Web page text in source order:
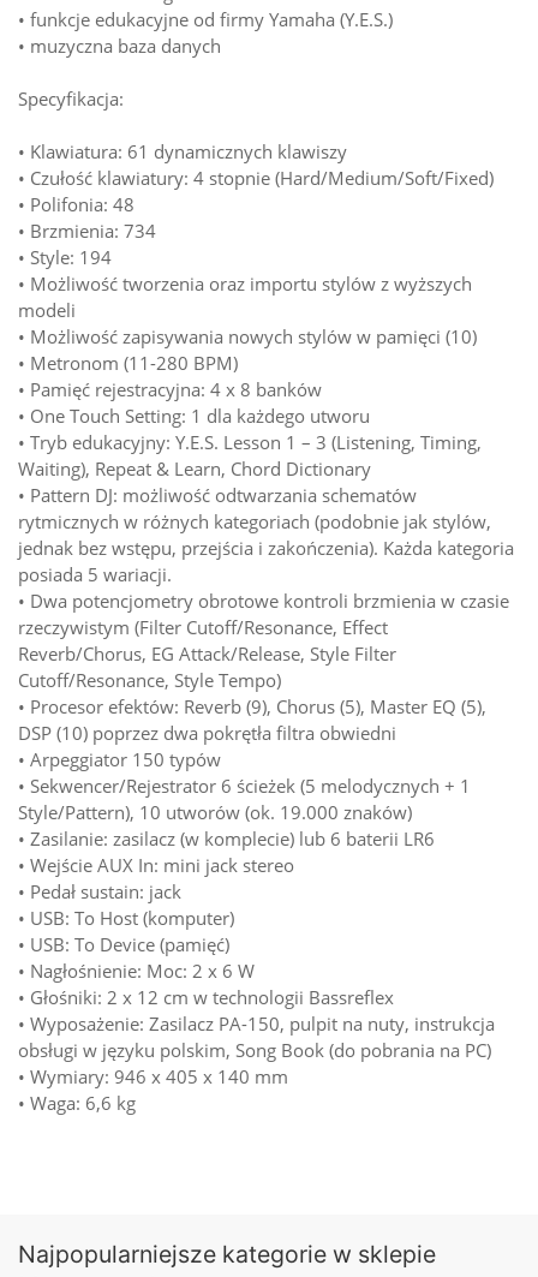
• funkcje edukacyjne od firmy Yamaha (Y.E.S.)
• muzyczna baza danych
Specyfikacja:
• Klawiatura: 61 dynamicznych klawiszy
• Czułość klawiatury: 4 stopnie (Hard/Medium/Soft/Fixed)
• Polifonia: 48
• Brzmienia: 734
• Style: 194
• Możliwość tworzenia oraz importu stylów z wyższych
modeli
• Możliwość zapisywania nowych stylów w pamięci (10)
• Metronom (11-280 BPM)
• Pamięć rejestracyjna: 4 x 8 banków
• One Touch Setting: 1 dla każdego utworu
• Tryb edukacyjny: Y.E.S. Lesson 1 – 3 (Listening, Timing,
Waiting), Repeat & Learn, Chord Dictionary
• Pattern DJ: możliwość odtwarzania schematów
rytmicznych w różnych kategoriach (podobnie jak stylów,
jednak bez wstępu, przejścia i zakończenia). Każda kategoria
posiada 5 wariacji.
• Dwa potencjometry obrotowe kontroli brzmienia w czasie
rzeczywistym (Filter Cutoff/Resonance, Effect
Reverb/Chorus, EG Attack/Release, Style Filter
Cutoff/Resonance, Style Tempo)
• Procesor efektów: Reverb (9), Chorus (5), Master EQ (5),
DSP (10) poprzez dwa pokrętła filtra obwiedni
• Arpeggiator 150 typów
• Sekwencer/Rejestrator 6 ścieżek (5 melodycznych + 1
Style/Pattern), 10 utworów (ok. 19.000 znaków)
• Zasilanie: zasilacz (w komplecie) lub 6 baterii LR6
• Wejście AUX In: mini jack stereo
• Pedał sustain: jack
• USB: To Host (komputer)
• USB: To Device (pamięć)
• Nagłośnienie: Moc: 2 x 6 W
• Głośniki: 2 x 12 cm w technologii Bassreflex
• Wyposażenie: Zasilacz PA-150, pulpit na nuty, instrukcja
obsługi w języku polskim, Song Book (do pobrania na PC)
• Wymiary: 946 x 405 x 140 mm
• Waga: 6,6 kg
Najpopularniejsze kategorie w sklepie